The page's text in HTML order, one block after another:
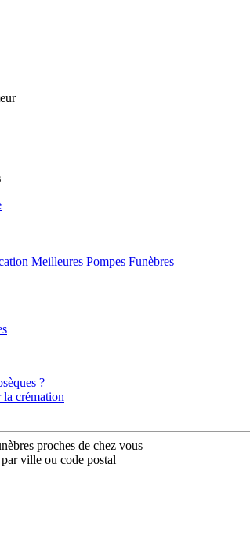
Meilleures Pompes Funèbres
?
crémation
proches de chez vous
ville ou code postal